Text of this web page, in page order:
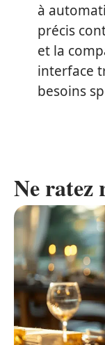
à
précis
et la
interface
besoins
Ne ratez